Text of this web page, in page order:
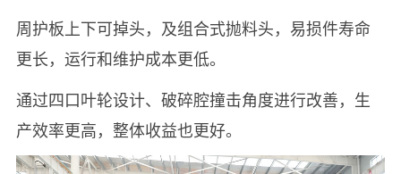
周护板上下可掉头，及组合式抛料头，易损件寿命
更长，运行和维护成本更低。
通过四口叶轮设计、破碎腔撞击角度进行改善，生
产效率更高，整体收益也更好。